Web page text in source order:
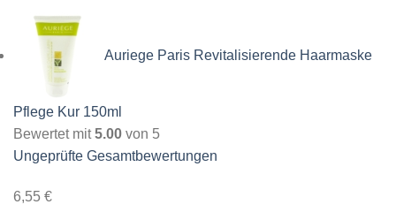
Auriege Paris Revitalisierende Haarmaske
Pflege Kur 150ml
Bewertet mit5.00 von 5
Ungeprüfte Gesamtbewertungen
6,55 €